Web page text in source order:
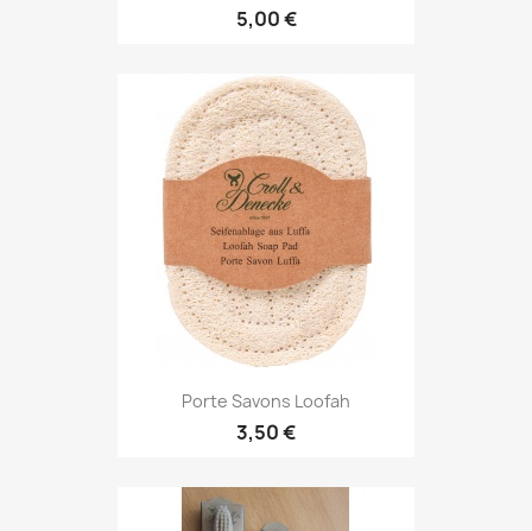
5,00 €
Porte Savons Loofah
3,50 €